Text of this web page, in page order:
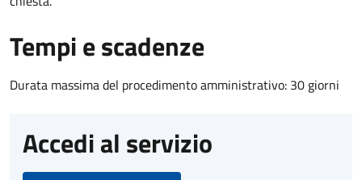
Tempi e scadenze
Durata massima del procedimento amministrativo: 30 giorni
Accedi al servizio